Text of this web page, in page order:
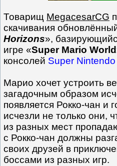
Товарищ MegacesarCG
скачивания
Horizons»,
игре «Super Mario World
консолей Super Nintendo
Марио хочет устроить
загадочным образом
появляется Рокко-чан и
исчезли не только они,
из разных мест
с Рокко-чан должны
своих друзей в
боссами из разных игр.